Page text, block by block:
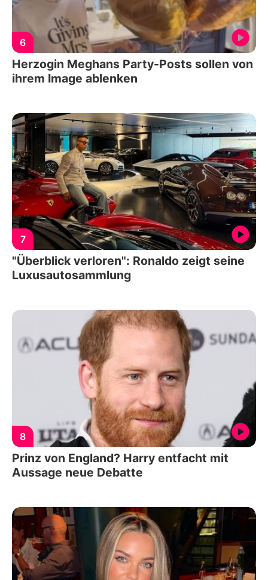
6
Herzogin Meghans Party-Posts sollen von
ihrem Image ablenken
7
"Überblick verloren": Ronaldo zeigt seine
Luxusautosammlung
8
Prinz von England? Harry entfacht mit
Aussage neue Debatte